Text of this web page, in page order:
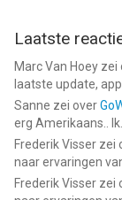
Laatste
Marc Van Hoey zei
laatste update,
Sanne zei over
erg Amerikaans.. Ik...
Frederik Visser zei
naar ervaringen
Frederik Visser zei